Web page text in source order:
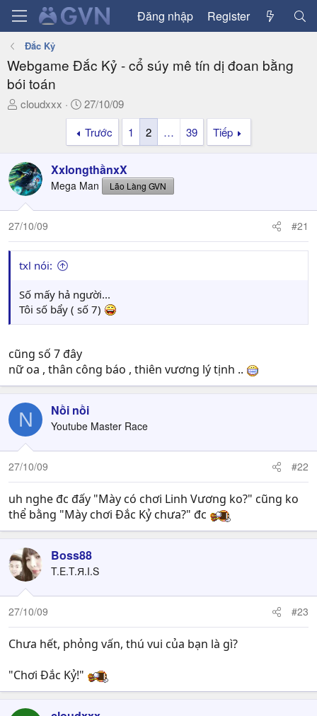
Đăng nhập Register
Đắc Kỷ
Webgame Đắc Kỷ - cổ súy mê tín dị đoan bằng
bói toán
T
a
d
s
t
a
t
e
cloudxxx
N
g
à
y
ử
i
27/10/09
Trước
1 2 … 39 Tiếp
XxlongthầnxX
Mega Man Lão Làng GVN
27/10/09 #21
txl nói:
Số mấy hả người...
Tôi số bẩy ( số 7)
cũng số 7 đây
nữ oa , thân công báo , thiên vương lý tịnh ..
N Nồi nồi
Youtube Master Race
27/10/09 #22
uh nghe đc đấy "Mày có chơi Linh Vương ko?" cũng ko
thể bằng "Mày chơi Đắc Kỷ chưa?" đc
Boss88
T.E.T.Я.I.S
27/10/09 #23
Chưa hết, phỏng vấn, thú vui của bạn là gì?
"Chơi Đắc Kỷ!"